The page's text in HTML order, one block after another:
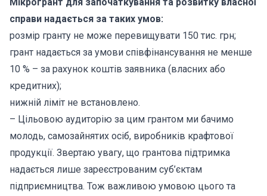
справи надається за таких умов:
розмір гранту не може перевищувати 150 тис. грн;
грант надається за умови співфінансування не менше
10 % – за рахунок коштів заявника (власних або
кредитних);
нижній ліміт не встановлено.
– Цільовою аудиторію за цим грантом ми бачимо
молодь, самозайнятих осіб, виробників крафтової
продукції. Звертаю увагу, що грантова підтримка
надається лише зареєстрованим суб’єктам
підприємництва. Тож важливою умовою цього та